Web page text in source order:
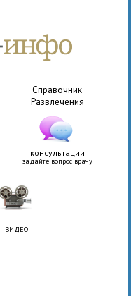
Справочник
Развлечения
консультации
задайте вопрос врачу
ВИДЕО